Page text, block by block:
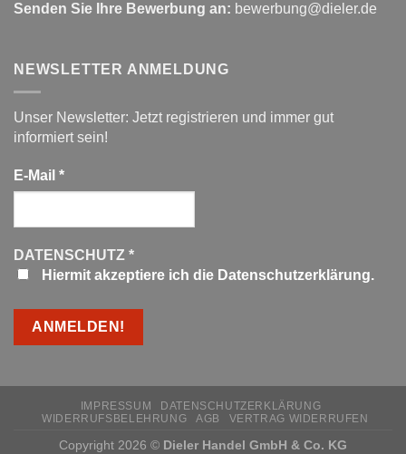
Senden Sie Ihre Bewerbung an: bewerbung@dieler.de
NEWSLETTER ANMELDUNG
Unser Newsletter: Jetzt registrieren und immer gut
informiert sein!
E-Mail *
DATENSCHUTZ *
Hiermit akzeptiere ich die Datenschutzerklärung.
IMPRESSUM
DATENSCHUTZERKLÄRUNG
WIDERRUFSBELEHRUNG
AGB VERTRAG WIDERRUFEN
Copyright 2026 © Dieler Handel GmbH & Co. KG